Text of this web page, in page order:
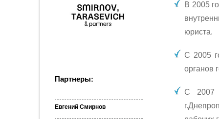
Партнеры:
Евгений Смирнов
В 2005
юриста.
С 2005
органов
С 2007